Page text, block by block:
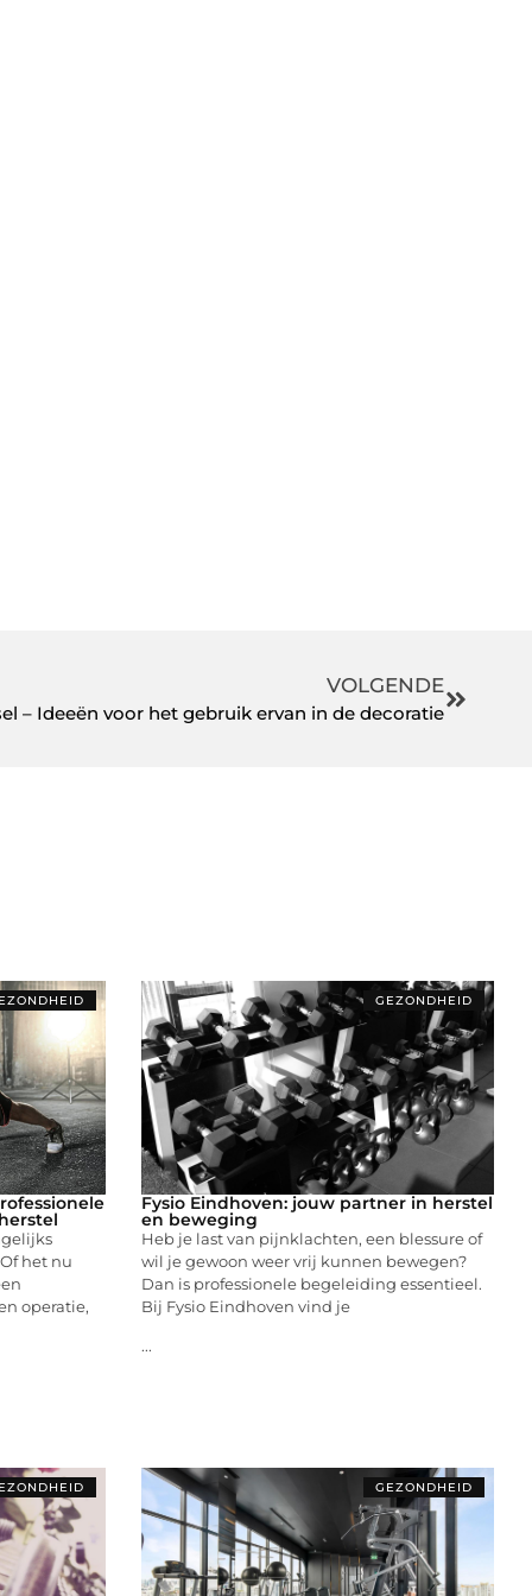
VOLGENDE
– Ideeën voor het gebruik ervan in de decoratie
het nu
operatie,
GEZONDHEID
Fysio Eindhoven: jouw partner in herstel
en beweging
Heb je last van pijnklachten, een blessure of
wil je gewoon weer vrij kunnen bewegen?
Dan is professionele begeleiding essentieel.
Bij Fysio Eindhoven vind je
...
GEZONDHEID